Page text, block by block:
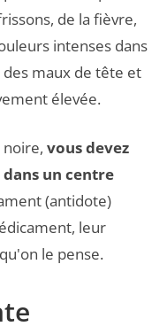
de la fièvre,
intenses dans
maux de tête et
élevée.
noire, vous devez
un centre
(antidote)
leur
le pense.